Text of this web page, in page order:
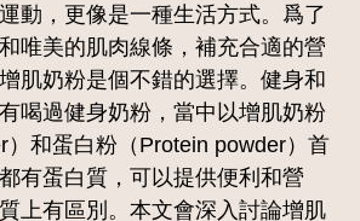
動，更像是一種生活方式。爲了
唯美的肌肉線條，補充合適的營
肌奶粉是個不錯的選擇。健身和
喝過健身奶粉，當中以增肌奶粉
）和蛋白粉（Protein powder）首
有蛋白質，可以提供便利和營
上有區別。本文會深入討論增肌